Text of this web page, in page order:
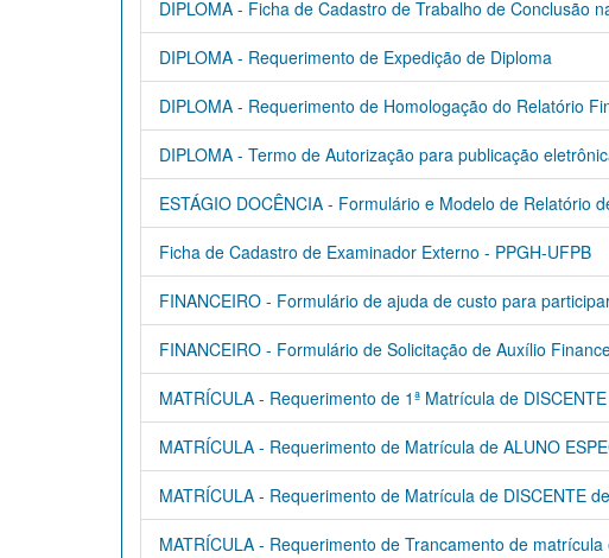
DIPLOMA - Ficha de Cadastro de Trabalho de Conclusão
DIPLOMA - Requerimento de Expedição de Diploma
DIPLOMA - Requerimento de Homologação do Relatório
DIPLOMA - Termo de Autorização para publicação
ESTÁGIO DOCÊNCIA - Formulário e Modelo de Relatório
Ficha de Cadastro de Examinador Externo - PPGH-UFPB
FINANCEIRO - Formulário de ajuda de custo para
FINANCEIRO - Formulário de Solicitação de Auxílio
MATRÍCULA - Requerimento de 1ª Matrícula de
MATRÍCULA - Requerimento de Matrícula de ALUNO
MATRÍCULA - Requerimento de Matrícula de DISCENTE
MATRÍCULA - Requerimento de Trancamento de